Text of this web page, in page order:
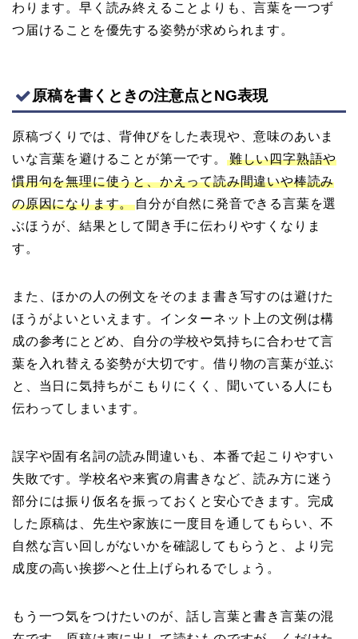
わります。早く読み終えることよりも、言葉を一つず
つ届けることを優先する姿勢が求められます。
原稿を書くときの注意点とNG表現
原稿づくりでは、背伸びをした表現や、意味のあいま
いな言葉を避けることが第一です。
難しい四字熟語や
慣用句を無理に使うと、かえって読み間違いや棒読み
の原因になります。 自分が自然に発音できる言葉を選
ぶほうが、結果として聞き手に伝わりやすくなりま
す。
また、ほかの人の例文をそのまま書き写すのは避けた
ほうがよいといえます。インターネット上の文例は構
成の参考にとどめ、自分の学校や気持ちに合わせて言
葉を入れ替える姿勢が大切です。借り物の言葉が並ぶ
と、当日に気持ちがこもりにくく、聞いている人にも
伝わってしまいます。
誤字や固有名詞の読み間違いも、本番で起こりやすい
失敗です。学校名や来賓の肩書きなど、読み方に迷う
部分には振り仮名を振っておくと安心できます。完成
した原稿は、先生や家族に一度目を通してもらい、不
自然な言い回しがないかを確認してもらうと、より完
成度の高い挨拶へと仕上げられるでしょう。
もう一つ気をつけたいのが、話し言葉と書き言葉の混